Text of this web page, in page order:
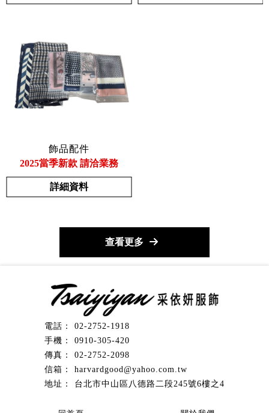
飾品配件
2025當季新款 請洽業務
詳細資料
查看更多
02-2752-1918
0910-305-420
02-2752-2098
harvardgood@yahoo.com.tw
台北市中山區八德路二段245號6樓之4